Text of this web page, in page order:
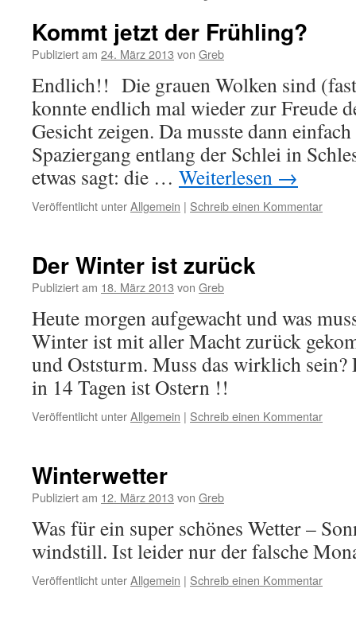
Kommt jetzt der Frühling?
Publiziert am 24. März 2013 von Greb
Endlich!! Die grauen Wolken sind
konnte endlich mal wieder zur Freude
Gesicht zeigen. Da musste dann
Spaziergang entlang der Schlei in
etwas sagt: die … Weiterlesen →
Veröffentlicht unterAllgemein | Schreib einen Kommentar
Der Winter ist zurück
Publiziert am 18. März 2013 von Greb
Heute morgen aufgewacht und was
Winter ist mit aller Macht zurück
und Oststurm. Muss das wirklich
in 14 Tagen ist Ostern !!
Veröffentlicht unterAllgemein | Schreib einen Kommentar
Winterwetter
Publiziert am 12. März 2013 von Greb
Was für ein super schönes Wetter –
windstill. Ist leider nur der falsche
Veröffentlicht unterAllgemein | Schreib einen Kommentar